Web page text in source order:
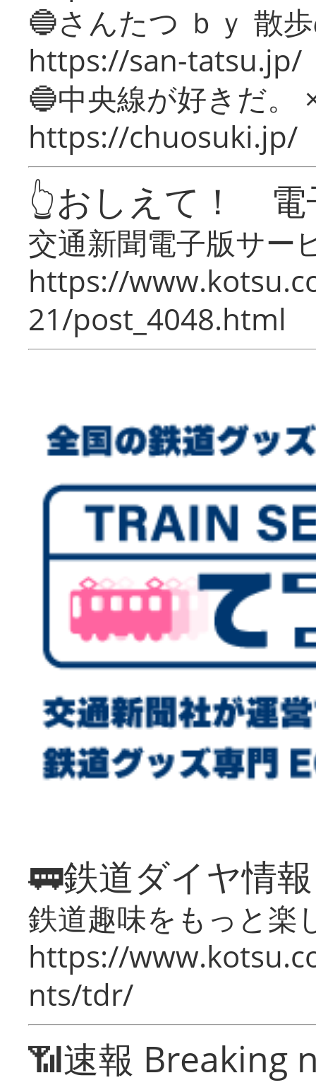
🔵さんたつ ｂｙ 散
https://san-tatsu.jp/
🔵中央線が好きだ。
https://chuosuki.jp/
👆おしえて！ 電
交通新聞電子版サー
https://
21/post_4048.html
🚃鉄道ダイヤ情
鉄道趣味をもっと楽
https://
nts/tdr/
📶速報 Breaking